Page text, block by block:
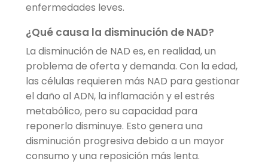
enfermedades leves.
¿Qué causa la disminución de NAD?
La disminución de NAD es, en realidad, un
problema de oferta y demanda. Con la edad,
las células requieren más NAD para gestionar
el daño al ADN, la inflamación y el estrés
metabólico, pero su capacidad para
reponerlo disminuye. Esto genera una
disminución progresiva debido a un mayor
consumo y una reposición más lenta.